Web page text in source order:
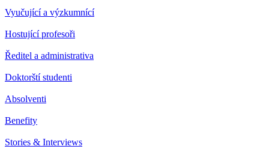
Vyučující a výzkumnící
Hostující profesoři
Ředitel a administrativa
Doktorští studenti
Absolventi
Benefity
Stories & Interviews